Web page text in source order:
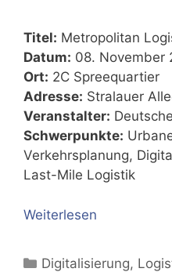
Titel: Metropolitan
Datum: 08. November
Ort: 2C Spreequartier
Adresse: Stralauer
Veranstalter:
Schwerpunkte:
Verkehrsplanung,
Last-Mile Logistik
Weiterlesen
Kategorien
Digitalisierung,